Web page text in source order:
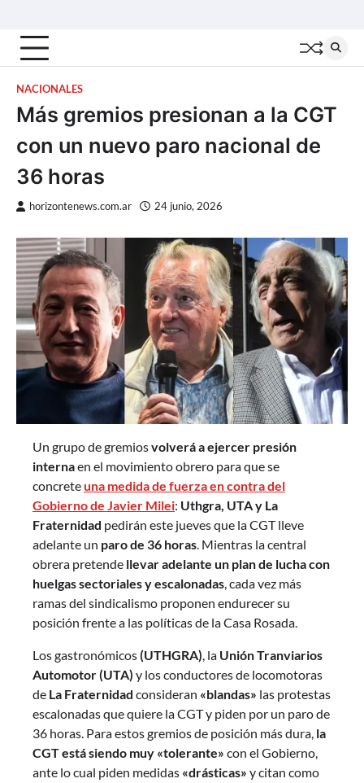
content
NACIONALES
Más gremios presionan a la CGT
con un nuevo paro nacional de
36 horas
horizontenews.com.ar 24 junio, 2026
Un grupo de gremiosvolverá a ejercer presión
internaen el movimiento obrero para que se
concreteuna medida de fuerza en contra del
Gobierno de Javier Milei: Uthgra, UTA y La
Fraternidad pedirán este jueves que la CGT lleve
adelante un paro de 36 horas. Mientras la central
obrera pretende llevar adelante un plan de lucha con
huelgas sectoriales y escalonadas, cada vez más
ramas del sindicalismo proponen endurecer su
posición frente a las políticas de la Casa Rosada.
Los gastronómicos(UTHGRA), la Unión Tranviarios
Automotor (UTA) y los conductores de locomotoras
de La Fraternidad consideran «blandas» las protestas
escalonadas que quiere la CGT y piden por un paro de
36 horas. Para estos gremios de posición más dura, la
CGT está siendo muy «tolerante» con el Gobierno,
ante lo cual piden medidas «drásticas» y citan como